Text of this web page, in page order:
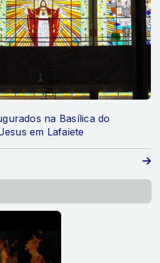
na Basílica do
em Lafaiete